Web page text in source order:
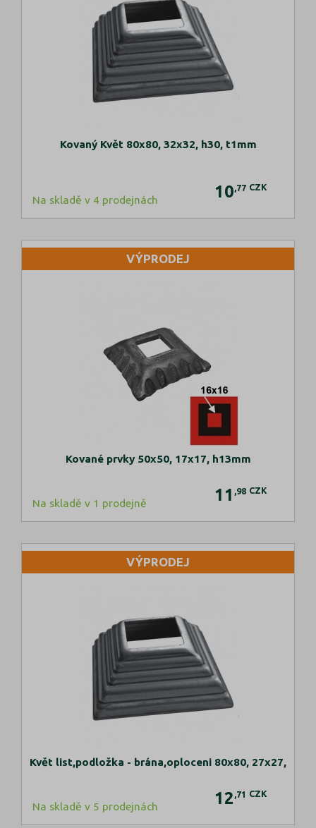
Kovaný Květ 80x80, 32x32, h30, t1mm
Na skladě v 4 prodejnách 10 ,77 CZK
VÝPRODEJ
Kované prvky 50x50, 17x17, h13mm
Na skladě v 1 prodejně 11 ,98 CZK
VÝPRODEJ
Květ list,podložka - brána,oploceni 80x80, 27x27,
Na skladě v 5 prodejnách 12 ,71 CZK